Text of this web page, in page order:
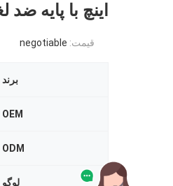
اینچ با پایه ضد
قیمت: negotiable
برند
OEM
ODM
لوگو